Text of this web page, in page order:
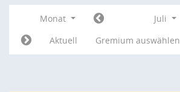
Monat Juli
Aktuell
Gremium auswählen